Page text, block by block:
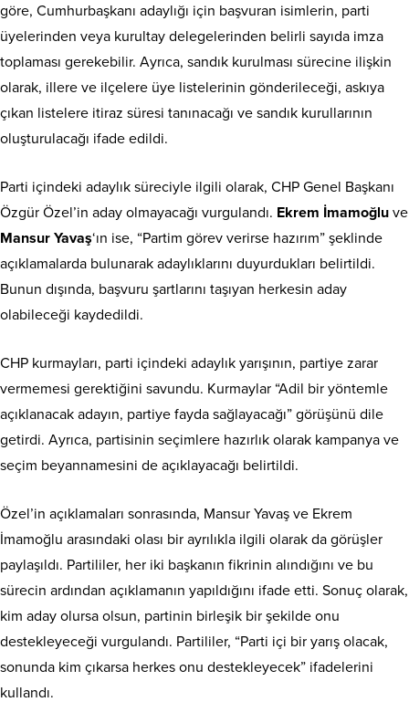
göre, Cumhurbaşkanı adaylığı için başvuran isimlerin, parti
üyelerinden veya kurultay delegelerinden belirli sayıda imza
toplaması gerekebilir. Ayrıca, sandık kurulması sürecine ilişkin
olarak, illere ve ilçelere üye listelerinin gönderileceği, askıya
çıkan listelere itiraz süresi tanınacağı ve sandık kurullarının
oluşturulacağı ifade edildi.
Parti içindeki adaylık süreciyle ilgili olarak, CHP Genel Başkanı
Özgür Özel’in aday olmayacağı vurgulandı. Ekrem İmamoğlu ve
Mansur Yavaş‘ın ise, “Partim görev verirse hazırım” şeklinde
açıklamalarda bulunarak adaylıklarını duyurdukları belirtildi.
Bunun dışında, başvuru şartlarını taşıyan herkesin aday
olabileceği kaydedildi.
CHP kurmayları, parti içindeki adaylık yarışının, partiye zarar
vermemesi gerektiğini savundu. Kurmaylar “Adil bir yöntemle
açıklanacak adayın, partiye fayda sağlayacağı” görüşünü dile
getirdi. Ayrıca, partisinin seçimlere hazırlık olarak kampanya ve
seçim beyannamesini de açıklayacağı belirtildi.
Özel’in açıklamaları sonrasında, Mansur Yavaş ve Ekrem
İmamoğlu arasındaki olası bir ayrılıkla ilgili olarak da görüşler
paylaşıldı. Partililer, her iki başkanın fikrinin alındığını ve bu
sürecin ardından açıklamanın yapıldığını ifade etti. Sonuç olarak,
kim aday olursa olsun, partinin birleşik bir şekilde onu
destekleyeceği vurgulandı. Partililer, “Parti içi bir yarış olacak,
sonunda kim çıkarsa herkes onu destekleyecek” ifadelerini
kullandı.